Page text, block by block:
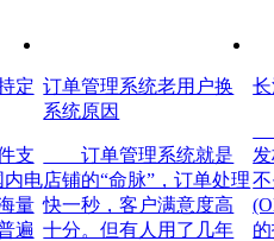
定
支
内电
量
遍
订单管理系统老用户换
系统原因
订单管理系统就是
店铺的“命脉”，订单处理
快一秒，客户满意度高
十分。但有人用了几年